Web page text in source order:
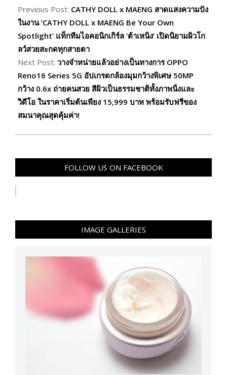
07-
04
Previous Post: CATHY DOLL x MAENG สาดแสงความปัง
ในงาน ‘CATHY DOLL x MAENG Be Your Own
Spotlight’ แท็กทีมไอคอนิกเกิร์ล ‘ต้าเหนิง’ เปิดนิยามผิวโก
ลว์สวยสะกดทุกสายตา
Next Post: วางจำหน่ายแล้วอย่างเป็นทางการ OPPO
Reno16 Series 5G อัปเกรดกล้องมุมกว้างพิเศษ 50MP
กว้าง 0.6x ถ่ายคนสวย สีผิวเป็นธรรมชาติทั้งภาพนิ่งและ
วิดีโอ ในราคาเริ่มต้นเพียง 15,999 บาท พร้อมรับฟรีของ
สมนาคุณสุดคุ้มค่า!
FOLLOW US ON FACEBOOK
IMAGE GALLERIES